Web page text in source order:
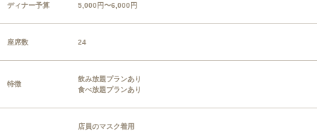
ディナー予算 5,000円〜6,000円
座席数 24
特徴
飲み放題プランあり
食べ放題プランあり
店員のマスク着用